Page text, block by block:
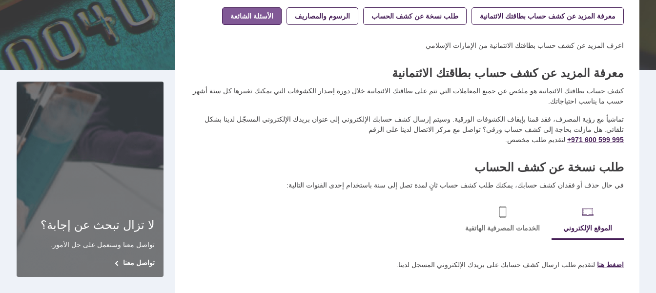
معرفة المزيد عن كشف حساب بطاقتك الائتمانية طلب نسخة عن كشف الحساب الرسوم والمصاريف الأسئلة الشائعة
اعرف المزيد عن كشف حساب بطاقتك الائتمانية من الإمارات الإسلامي
معرفة المزيد عن كشف حساب بطاقتك الائتمانية
كشف حساب بطاقتك الائتمانية هو ملخص عن جميع المعاملات التي تتم على بطاقتك الائتمانية خلال دورة إصدار الكشوفات التي يمكنك تغييرها كل ستة أشهر
حسب ما يناسب احتياجاتك.
تماشياً مع رؤية المصرف، فقد قمنا بإيقاف الكشوفات الورقية. وسيتم إرسال كشف حسابك الإلكتروني إلى عنوان بريدك الإلكتروني المسجّل لدينا بشكل
تلقائي. هل مازلت بحاجة إلى كشف حساب ورقي؟ تواصل مع مركز الاتصال لدينا على الرقم
+971 600 599 995 لتقديم طلب مخصص.
طلب نسخة عن كشف الحساب
في حال حذف أو فقدان كشف حسابك، يمكنك طلب كشف حساب ثانٍ لمدة تصل إلى سنة باستخدام إحدى القنوات التالية:
الموقع الإلكتروني الخدمات المصرفية الهاتفية
اضغط هنا لتقديم طلب ارسال كشف حسابك على بريدك الإلكتروني المسجل لدينا.
لا تزال تبحث عن إجابة؟
تواصل معنا وسنعمل على حل الأمور
تواصل معنا